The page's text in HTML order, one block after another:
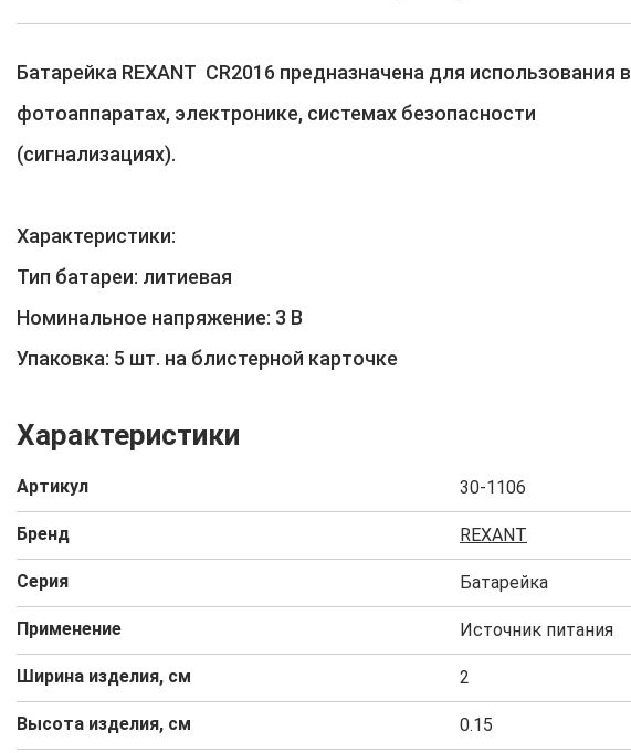
Батарейка REXANT CR2016 предназначена для использования в
фотоаппаратах, электронике, системах безопасности
(сигнализациях).
Характеристики:
Тип батареи: литиевая
Номинальное напряжение: 3 В
Упаковка: 5 шт. на блистерной карточке
Характеристики
Артикул 30-1106
Бренд REXANT
Серия Батарейка
Применение Источник питания
Ширина изделия, см 2
Высота изделия, см 0.15